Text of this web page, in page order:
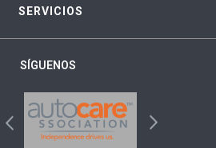
SERVICIOS
SÍGUENOS